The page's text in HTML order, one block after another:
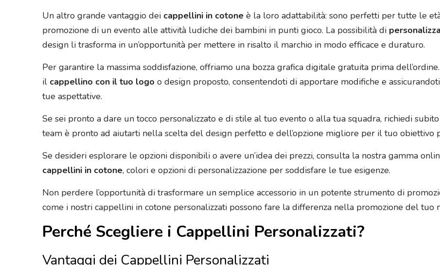
Un altro grande vantaggio dei cappellini in cotone è la loro adattabilità: sono perfetti per tutte le
promozione di un evento alle attività ludiche dei bambini in punti gioco. La possibilità di
design li trasforma in un’opportunità per mettere in risalto il marchio in modo efficace e duraturo.
Per garantire la massima soddisfazione, offriamo una bozza grafica digitale gratuita prima
il cappellino con il tuo logo o design proposto, consentendoti di apportare modifiche e
tue aspettative.
Se sei pronto a dare un tocco personalizzato e di stile al tuo evento o alla tua squadra, richiedi
team è pronto ad aiutarti nella scelta del design perfetto e dell’opzione migliore per il tuo obiettivo
Se desideri esplorare le opzioni disponibili o avere un’idea dei prezzi, consulta la nostra gamma
cappellini in cotone, colori e opzioni di personalizzazione per soddisfare le tue esigenze.
Non perdere l’opportunità di trasformare un semplice accessorio in un potente strumento di
come i nostri cappellini in cotone personalizzati possono fare la differenza nella promozione del tuo
Perché Scegliere i Cappellini Personalizzati?
Vantaggi dei Cappellini Personalizzati